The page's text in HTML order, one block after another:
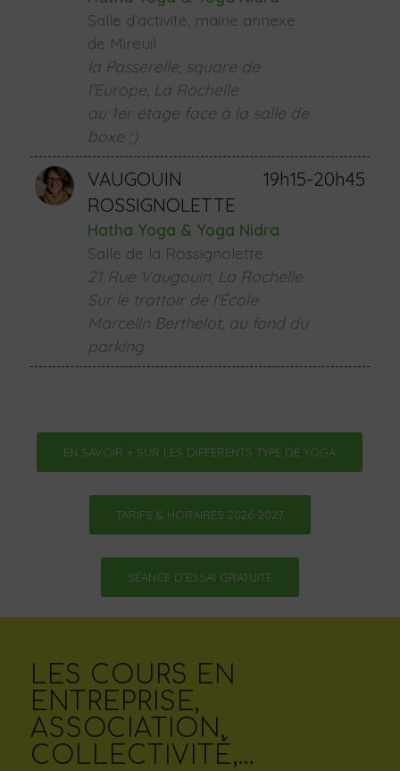
Salle d’activité, mairie annexe
de Mireuil
la Passerelle, square de
l’Europe, La Rochelle
au 1er étage face à la salle de
boxe ;)
VAUGOUIN
ROSSIGNOLETTE
19h15-20h45
Hatha Yoga & Yoga Nidra
Salle de la Rossignolette
21 Rue Vaugouin, La Rochelle
Sur le trottoir de l’École
Marcelin Berthelot, au fond du
parking
EN SAVOIR + SUR LES DIFFERENTS TYPE DE YOGA
TARIFS & HORAIRES 2026-2027
SÉANCE D’ESSAI GRATUITE
LES COURS EN
ENTREPRISE,
ASSOCIATION,
COLLECTIVITÉ,…